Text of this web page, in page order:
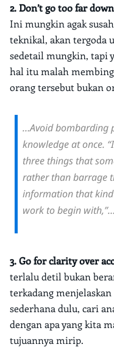
2. Don’t go too far
Ini mungkin agak
teknikal, akan tergoda
sedetail mungkin, tapi
hal itu malah
orang tersebut bukan
…Avoid bombarding
knowledge at once.
three things that
rather than barrage
information that
work to begin with,”…
3. Go for clarity over
terlalu detil bukan
terkadang
sederhana dulu, cari
dengan apa yang kita
tujuannya mirip.